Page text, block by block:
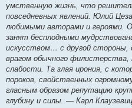
умственную жизнь, что
повседневных явлений. Юлий
любимыми авторами и героями.
занят бесплодными
искусством… с другой стороны,
врагом обычного
слабости. Та злая ирония, с
пороков, свойственных
гласным образом репутацию
глубину и силы. — Карл